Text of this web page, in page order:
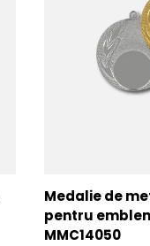
Medalie de
pentru
MMC14050